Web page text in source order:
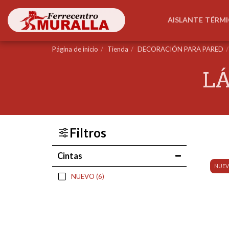
AISLANTE
Página de inicio Tienda DECORACIÓN PARA PARED
Filtros
Cintas
NUEVO (6)